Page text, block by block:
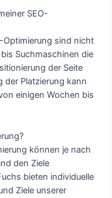
SEO-
Optimierung sind nicht
Suchmaschinen die
der Seite
der Platzierung kann
einigen Wochen bis
können je nach
den Ziele
bieten individuelle
Ziele unserer